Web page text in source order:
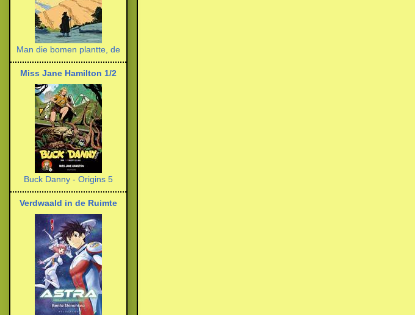
Man die bomen plantte, de
Miss Jane Hamilton 1/2
Buck Danny - Origins 5
Verdwaald in de Ruimte